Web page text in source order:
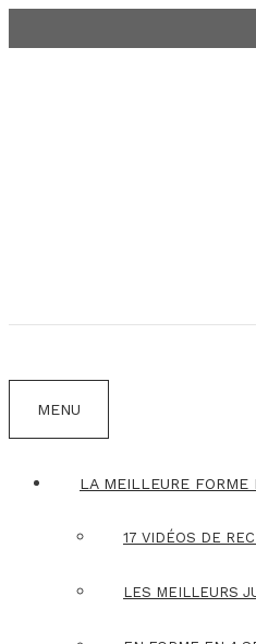
au
MENU
LA MEILLEURE FORME
17 VIDÉOS DE
LES MEILLEURS